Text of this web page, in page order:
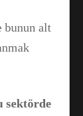
bunun alt
sektörde